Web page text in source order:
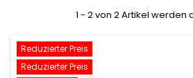
1 - 2 von 2 Artikel werden
Reduzierter Preis
Reduzierter Preis